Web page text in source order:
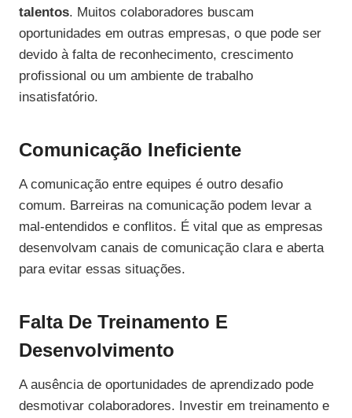
talentos. Muitos colaboradores buscam
oportunidades em outras empresas, o que pode ser
devido à falta de reconhecimento, crescimento
profissional ou um ambiente de trabalho
insatisfatório.
Comunicação Ineficiente
A comunicação entre equipes é outro desafio
comum. Barreiras na comunicação podem levar a
mal-entendidos e conflitos. É vital que as empresas
desenvolvam canais de comunicação clara e aberta
para evitar essas situações.
Falta De Treinamento E
Desenvolvimento
A ausência de oportunidades de aprendizado pode
desmotivar colaboradores. Investir em treinamento e